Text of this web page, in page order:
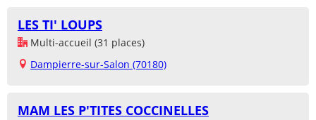
LES TI' LOUPS
Multi-accueil (31 places)
Dampierre-sur-Salon (70180)
MAM LES P'TITES COCCINELLES